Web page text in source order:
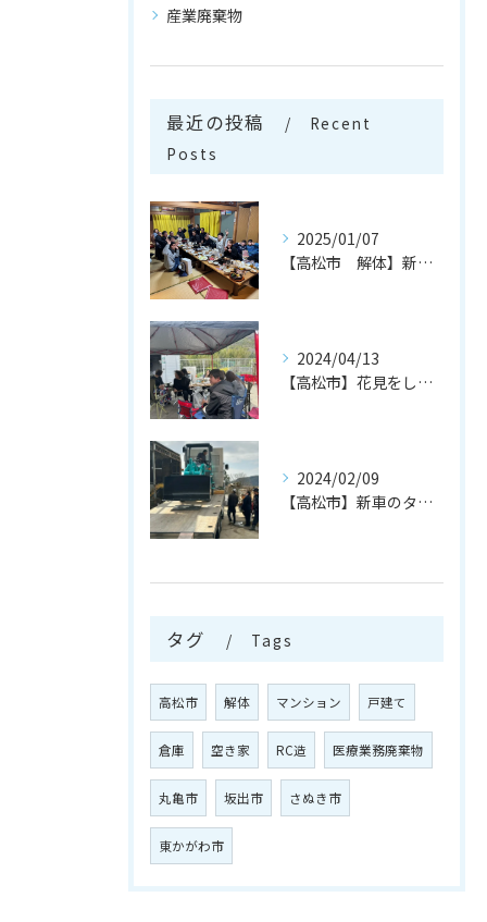
産業廃棄物
最近の投稿
Recent
Posts
2025/01/07
【高松市 解体】新年のご挨拶
2024/04/13
【高松市】花見をしました！｜高松市の解体なら富士メディカルサービスへ
2024/02/09
【高松市】新車のタイヤショベル納車いたしました！｜高松市の解体なら富士メディカルサービスへ
タグ Tags
高松市 解体 マンション 戸建て
倉庫 空き家 RC造 医療業務廃棄物
丸亀市 坂出市 さぬき市
東かがわ市